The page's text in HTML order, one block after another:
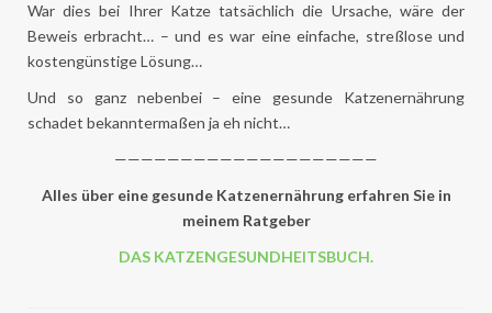
War dies bei Ihrer Katze tatsächlich die Ursache, wäre der
Beweis erbracht… – und es war eine einfache, streßlose und
kostengünstige Lösung…
Und so ganz nebenbei – eine gesunde Katzenernährung
schadet bekanntermaßen ja eh nicht…
————————————————————
Alles über eine gesunde Katzenernährung erfahren Sie in
meinem Ratgeber
DAS KATZENGESUNDHEITSBUCH.